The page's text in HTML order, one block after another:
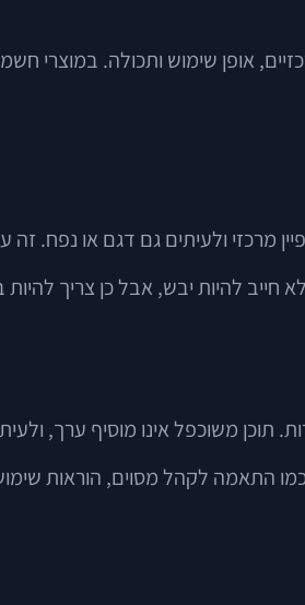
אופן שימוש ותכולה. במוצרי
ולעיתים גם דגם או נפח. זה
משוכפל אינו מוסיף ערך,
לקהל מסוים, הוראות